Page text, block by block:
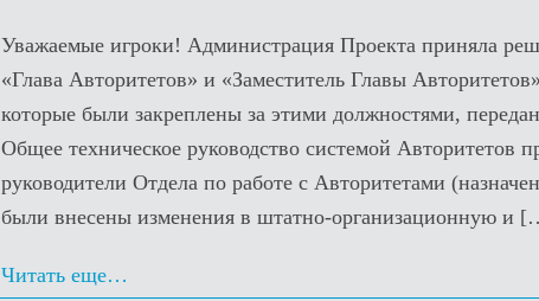
Уважаемые игроки! Администрация Проекта приняла
«Глава Авторитетов» и «Заместитель Главы
которые были закреплены за этими должностями,
Общее техническое руководство системой Авторитетов
руководители Отдела по работе с Авторитетами
были внесены изменения в штатно-организационную и
Читать еще…